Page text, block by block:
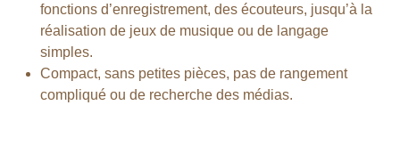
fonctions d’enregistrement, des écouteurs, jusqu’à la
réalisation de jeux de musique ou de langage
simples.
Compact, sans petites pièces, pas de rangement
compliqué ou de recherche des médias.